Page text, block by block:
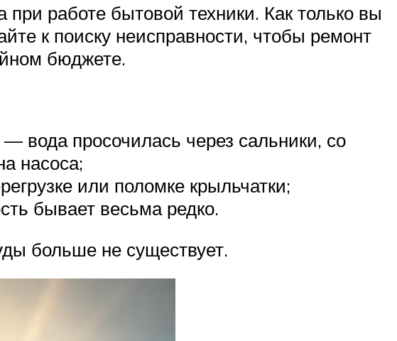
работе бытовой техники. Как только вы
к поиску неисправности, чтобы ремонт
бюджете.
вода просочилась через сальники, со
насоса;
или поломке крыльчатки;
бывает весьма редко.
больше не существует.